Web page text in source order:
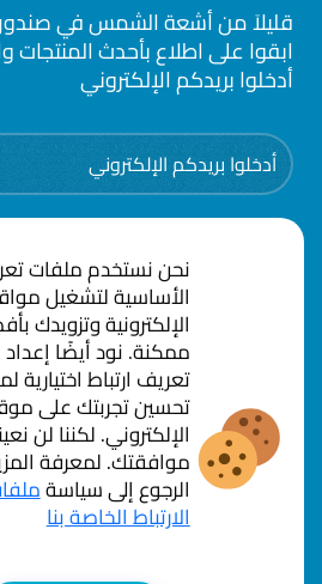
قليلاَ من أشعة الشمس في
ابقوا على اطلاع بأحدث المنتجات
أدخلوا بريدكم الإلكتروني
Email
سياسة الخصوصية
© شركة سرايا العقبة للخدمات
محفوظة.
نحن نستخدم ملفات
الأساسية لتشغيل
الإلكترونية وتزويدك
ممكنة. نود أيضًا
تعريف ارتباط اختيارية
تحسين تجربتك على
الإلكتروني. لكننا لن
موافقتك. لمعرفة
الرجوع إلى سياسة
الارتباط الخاصة بنا